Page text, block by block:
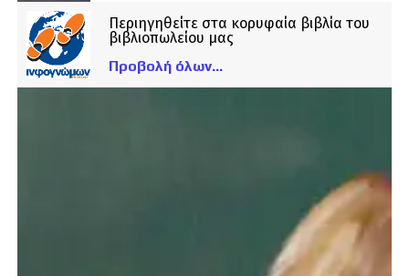
Περιηγηθείτε στα κορυφαία βιβλία του
βιβλιοπωλείου μας
Προβολή όλων